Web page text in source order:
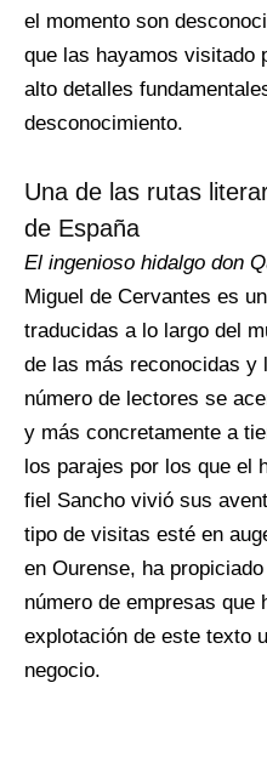
el momento son
que las hayamos visitado
alto detalles
desconocimiento.
Una de las rutas
de España
El ingenioso hidalgo don
Miguel de Cervantes es
traducidas a lo largo del
de las más reconocidas y
número de lectores se
y más concretamente a
los parajes por los que el
fiel Sancho vivió sus
tipo de visitas esté en
en Ourense, ha
número de empresas que
explotación de este texto
negocio.